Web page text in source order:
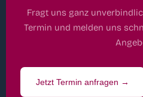
Fragt uns ganz
Termin und melden uns
Jetzt Termin anfragen →